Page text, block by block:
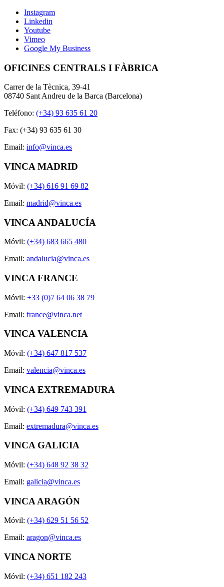
Instagram
Linkedin
Youtube
Vimeo
Google My Business
OFICINES CENTRALS I FÀBRICA
Carrer de la Tècnica, 39-41
08740 Sant Andreu de la Barca (Barcelona)
Teléfono: (+34) 93 635 61 20
Fax: (+34) 93 635 61 30
Email: info@vinca.es
VINCA MADRID
Móvil: (+34) 616 91 69 82
Email: madrid@vinca.es
VINCA ANDALUCÍA
Móvil: (+34) 683 665 480
Email: andalucia@vinca.es
VINCA FRANCE
Móvil: +33 (0)7 64 06 38 79
Email: france@vinca.net
VINCA VALENCIA
Móvil: (+34) 647 817 537
Email: valencia@vinca.es
VINCA EXTREMADURA
Móvil: (+34) 649 743 391
Email: extremadura@vinca.es
VINCA GALICIA
Móvil: (+34) 648 92 38 32
Email: galicia@vinca.es
VINCA ARAGÓN
Móvil: (+34) 629 51 56 52
Email: aragon@vinca.es
VINCA NORTE
Móvil: (+34) 651 182 243